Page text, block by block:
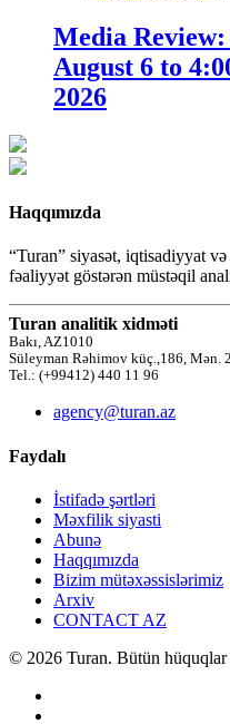
Media
August 6 to
2026
Haqqımızda
“Turan” siyasət, iqtisadiyyat
fəaliyyət göstərən müstəqil
Turan analitik xidməti
Bakı, AZ1010
Süleyman Rəhimov küç.,186, Mən.
Tel.: (+99412) 440 11 96
agency@turan.az
Faydalı
İstifadə şərtləri
Məxfilik siyasti
Abunə
Haqqımızda
Bizim mütəxəssislərimiz
Arxiv
CONTACT AZ
© 2026 Turan. Bütün hüquqlar